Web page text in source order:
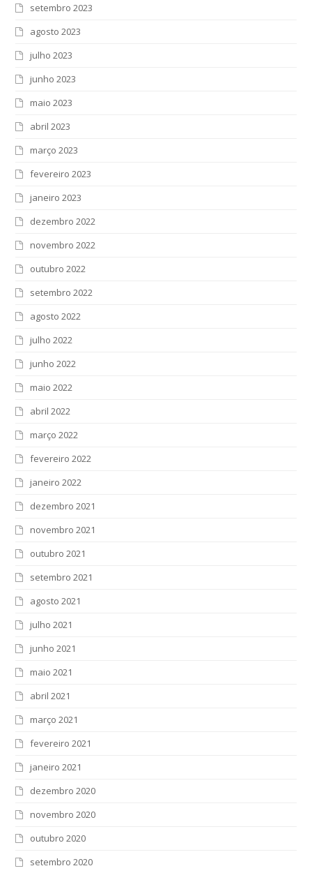
setembro 2023
agosto 2023
julho 2023
junho 2023
maio 2023
abril 2023
março 2023
fevereiro 2023
janeiro 2023
dezembro 2022
novembro 2022
outubro 2022
setembro 2022
agosto 2022
julho 2022
junho 2022
maio 2022
abril 2022
março 2022
fevereiro 2022
janeiro 2022
dezembro 2021
novembro 2021
outubro 2021
setembro 2021
agosto 2021
julho 2021
junho 2021
maio 2021
abril 2021
março 2021
fevereiro 2021
janeiro 2021
dezembro 2020
novembro 2020
outubro 2020
setembro 2020